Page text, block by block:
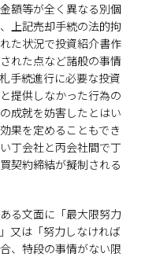
額等が全く異なる別個
上記売却手続の法的拘
た状況で投資紹介書作
れた点など諸般の事情
手続進行に必要な投資
提供しなかった行為の
成就を妨害したとはい
果を定めることもでき
丁会社と丙会社間で丁
契約締結が擬制される
る文面に「最大限努力
又は「努力しなければ
、特段の事情がない限